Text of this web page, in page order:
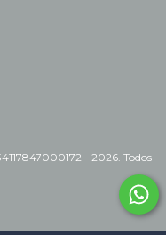
- 2026. Todos